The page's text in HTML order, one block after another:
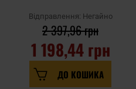
Відправлення: Негайно
1 198,44 грн
2 397,96 грн
ДО КОШИКА